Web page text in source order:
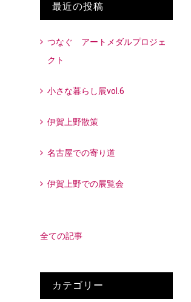
最近の投稿
つなぐ アートメダルプロジェ
クト
小さな暮らし展vol.6
伊賀上野散策
名古屋での寄り道
伊賀上野での展覧会
全ての記事
カテゴリー